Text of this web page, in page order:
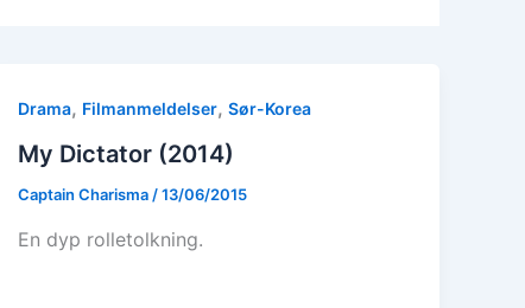
Drama, Filmanmeldelser,Sør-Korea
My Dictator (2014)
Captain Charisma /13/06/2015
En dyp rolletolkning.